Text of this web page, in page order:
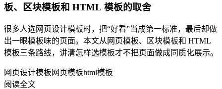
板、区块模板和 HTML 模板的取舍
很多人选网页设计模板时，把“好看”当成第一标准，最后却做
出一眼模板味的页面。本文从网页模板、区块模板和 HTML
模板三条路线，讲清怎样选模板才不把页面做成同质化展示。
网页设计模板 网页模板html模板
阅读全文